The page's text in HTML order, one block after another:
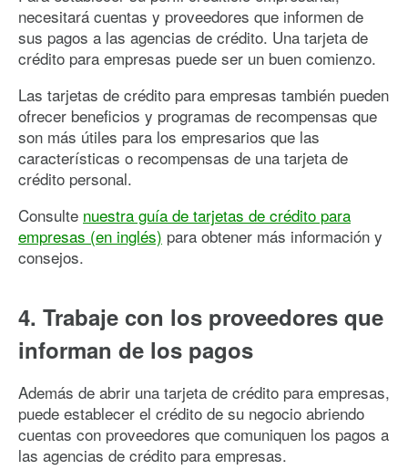
necesitará cuentas y proveedores que informen de
sus pagos a las agencias de crédito. Una tarjeta de
crédito para empresas puede ser un buen comienzo.
Las tarjetas de crédito para empresas también pueden
ofrecer beneficios y programas de recompensas que
son más útiles para los empresarios que las
características o recompensas de una tarjeta de
crédito personal.
Consulte nuestra guía de tarjetas de crédito para
empresas (en inglés) para obtener más información y
consejos.
4. Trabaje con los proveedores que
informan de los pagos
Además de abrir una tarjeta de crédito para empresas,
puede establecer el crédito de su negocio abriendo
cuentas con proveedores que comuniquen los pagos a
las agencias de crédito para empresas.